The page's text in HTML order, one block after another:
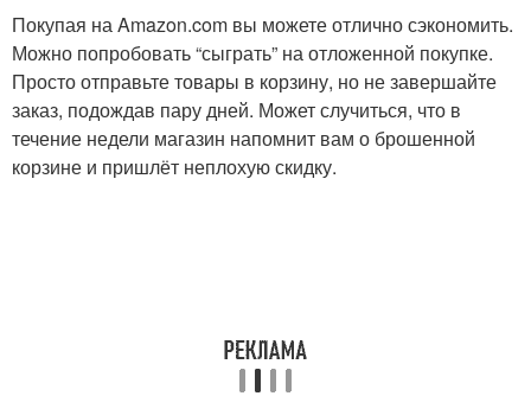
Покупая на Amazon.com вы можете отлично сэкономить.
Можно попробовать “сыграть” на отложенной покупке.
Просто отправьте товары в корзину, но не завершайте
заказ, подождав пару дней. Может случиться, что в
течение недели магазин напомнит вам о брошенной
корзине и пришлёт неплохую скидку.